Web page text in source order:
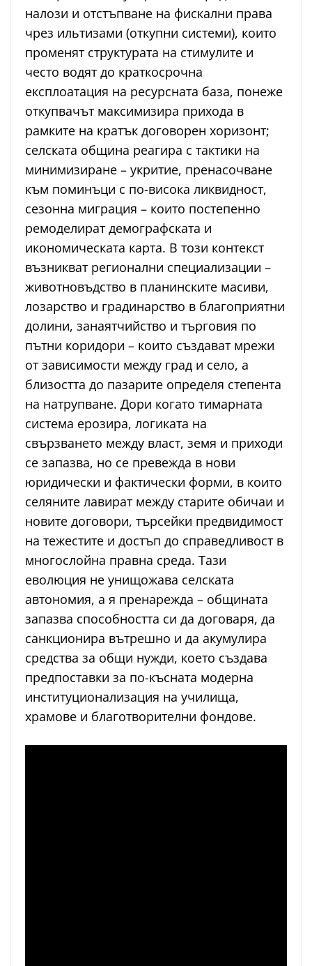
налози и отстъпване на фискални права
чрез ильтизами (откупни системи), които
променят структурата на стимулите и
често водят до краткосрочна
експлоатация на ресурсната база, понеже
откупвачът максимизира прихода в
рамките на кратък договорен хоризонт;
селската община реагира с тактики на
минимизиране – укритие, пренасочване
към поминъци с по-висока ликвидност,
сезонна миграция – които постепенно
ремоделират демографската и
икономическата карта. В този контекст
възникват регионални специализации –
животновъдство в планинските масиви,
лозарство и градинарство в благоприятни
долини, занаятчийство и търговия по
пътни коридори – които създават мрежи
от зависимости между град и село, а
близостта до пазарите определя степента
на натрупване. Дори когато тимарната
система ерозира, логиката на
свързването между власт, земя и приходи
се запазва, но се превежда в нови
юридически и фактически форми, в които
селяните лавират между старите обичаи и
новите договори, търсейки предвидимост
на тежестите и достъп до справедливост в
многослойна правна среда. Тази
еволюция не унищожава селската
автономия, а я пренарежда – общината
запазва способността си да договаря, да
санкционира вътрешно и да акумулира
средства за общи нужди, което създава
предпоставки за по-късната модерна
институционализация на училища,
храмове и благотворителни фондове.